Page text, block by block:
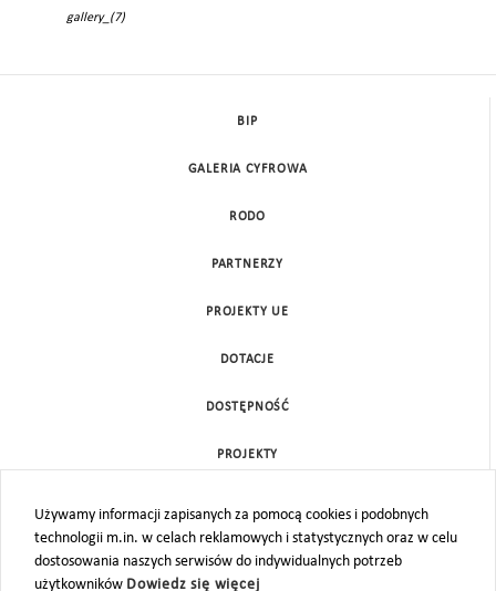
gallery_(7)
Używamy informacji zapisanych za pomocą cookies i podobnych
technologii m.in. w celach reklamowych i statystycznych oraz w celu
dostosowania naszych serwisów do indywidualnych potrzeb
użytkowników Dowiedz się więcej
BIP
GALERIA CYFROWA
RODO
PARTNERZY
PROJEKTY UE
DOTACJE
DOSTĘPNOŚĆ
PROJEKTY
MAPA STRONY